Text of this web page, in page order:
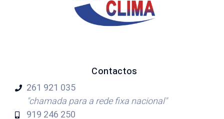
Contactos
261 921 035
"chamada para a rede fixa nacional"
919 246 250